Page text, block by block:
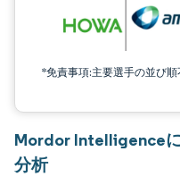
*免責事項:主要選手の並び順
Mordor Intelligence
分析